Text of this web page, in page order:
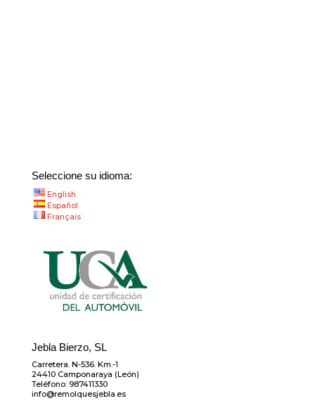
Seleccione su idioma:
English
Español
Français
Jebla Bierzo, SL
Carretera. N-536. Km.-1
24410 Camponaraya (León)
Teléfono: 987411330
info@remolquesjebla.es